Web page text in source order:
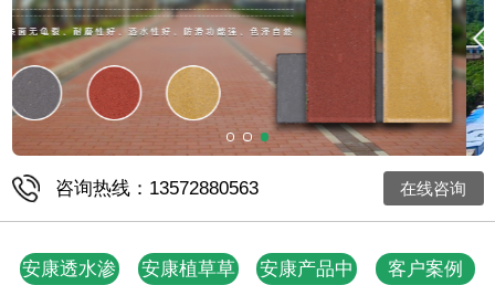
咨询热线：13572880563 在线咨询
安康透水渗
安康植草草
安康产品中
客户案例